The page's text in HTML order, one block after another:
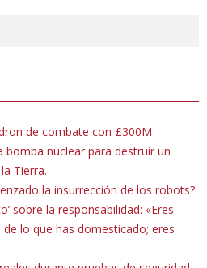
de combate con £300M
bomba nuclear para destruir un
Tierra.
la insurrección de los robots?
sobre la responsabilidad: «Eres
lo que has domesticado; eres